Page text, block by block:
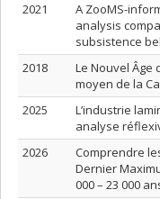
2021
A ZooMS-
analysis
subsistence
2018
Le Nouvel Âge
moyen de la
2025
L’industrie
analyse
2026
Comprendre
Dernier
000 – 23 000